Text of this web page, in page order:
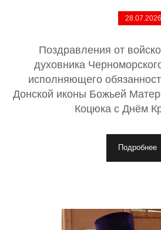
28.07.2026
Поздравления от
духовника
исполняющего
Донской иконы Божьей
Коцюка с Днём
Подробнее